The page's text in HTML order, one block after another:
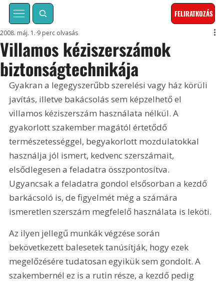
FELIRATKOZÁS
Villamos kéziszerszámok
biztonságtechnikája
2008. máj. 1. 9 perc olvasás
Gyakran a legegyszerűbb szerelési vagy ház körüli
javítás, illetve bakácsolás sem képzelhető el
villamos kéziszerszám használata nélkül. A
gyakorlott szakember magától értetődő
természetességgel, begyakorlott mozdulatokkal
használja jól ismert, kedvenc szerszámait,
elsődlegesen a feladatra összpontosítva.
Ugyancsak a feladatra gondol elsősorban a kezdő
barkácsoló is, de figyelmét még a számára
ismeretlen szerszám megfelelő használata is leköti.
Az ilyen jellegű munkák végzése során
bekövetkezett balesetek tanúsítják, hogy ezek
megelőzésére tudatosan egyikük sem gondolt. A
szakembernél ez is a rutin része, a kezdő pedig